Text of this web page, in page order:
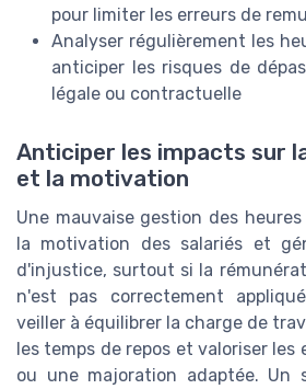
pour limiter les erreurs de
Analyser régulièrement les
anticiper les risques de
légale ou contractuelle
Anticiper les impacts sur
et la motivation
Une mauvaise gestion des
la motivation des salariés et
d'injustice, surtout si la
n'est pas correctement
veiller à équilibrer la charge de
les temps de repos et valoriser les
ou une majoration adaptée. Un